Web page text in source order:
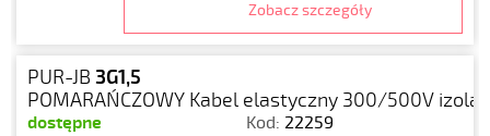
Zobacz szczegóły
PUR-JB 3G1,5
POMARAŃCZOWY Kabel elastyczny 300/500V
dostępne Kod: 22259